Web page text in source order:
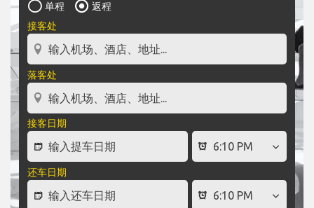
单程
返程
接客处
落客处
接客日期
还车日期